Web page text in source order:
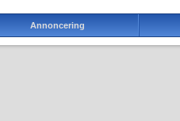
Annoncering